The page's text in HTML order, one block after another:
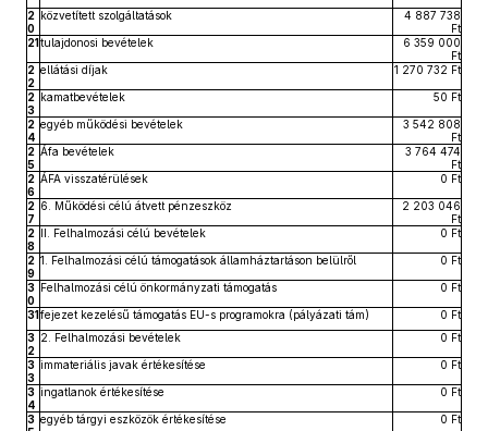
2
0
közvetített szolgáltatások
4 887 738
Ft
21tulajdonosi bevételek
6 359 000
Ft
2
2
ellátási díjak 1 270 732 Ft
2
3
kamatbevételek 50 Ft
2
4
egyéb működési bevételek
3 542 808
Ft
2
5
Áfa bevételek
3 764 474
Ft
2
6
ÁFA visszatérülések 0 Ft
2
7
6. Működési célú átvett pénzeszköz
2 203 046
Ft
2
8
II. Felhalmozási célú bevételek 0 Ft
2
9
1. Felhalmozási célú támogatások államháztartáson belülről 0 Ft
3
0
Felhalmozási célú önkormányzati támogatás 0 Ft
31fejezet kezelésű támogatás EU-s programokra (pályázati tám)
0 Ft
3
2
2. Felhalmozási bevételek 0 Ft
3
3
immateriális javak értékesítése 0 Ft
3
4
ingatlanok értékesítése 0 Ft
3 egyéb tárgyi eszközök értékesítése 0 Ft